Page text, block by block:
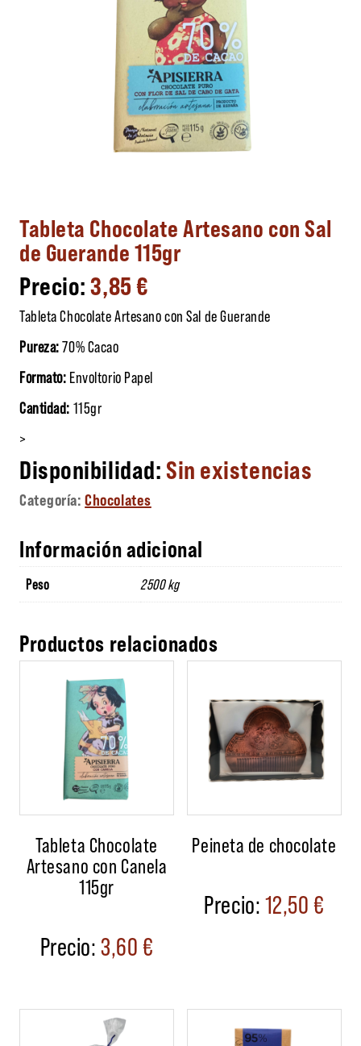
Tableta Chocolate Artesano con Sal
de Guerande 115gr
3,85€
Tableta Chocolate Artesano con Sal de Guerande
Pureza:70% Cacao
Formato: Envoltorio Papel
Cantidad: 115gr
>
Sin existencias
Categoría:Chocolates
Información adicional
Peso 2500 kg
Productos relacionados
Tableta Chocolate
Artesano con Canela
115gr
3,60€
Peineta de chocolate
12,50€